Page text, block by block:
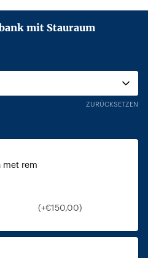
mit Stauraum
ZURÜCKSETZEN
met rem
(+€150,00)